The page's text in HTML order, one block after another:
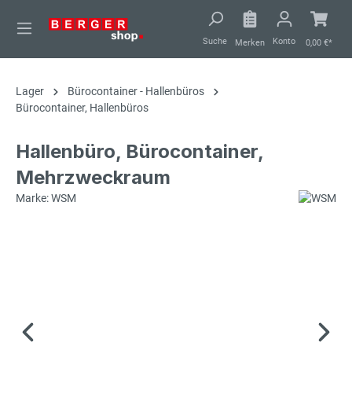
springen
Suche Merken Konto 0,00 €*
Lager
Bürocontainer - Hallenbüros
Bürocontainer, Hallenbüros
Hallenbüro, Bürocontainer,
Mehrzweckraum
Marke: WSM